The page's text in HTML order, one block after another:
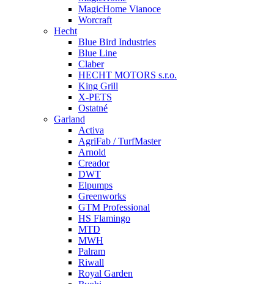
MagicHome Vianoce
Worcraft
Hecht
Blue Bird Industries
Blue Line
Claber
HECHT MOTORS s.r.o.
King Grill
X-PETS
Ostatné
Garland
Activa
AgriFab / TurfMaster
Arnold
Creador
DWT
Elpumps
Greenworks
GTM Professional
HS Flamingo
MTD
MWH
Palram
Riwall
Royal Garden